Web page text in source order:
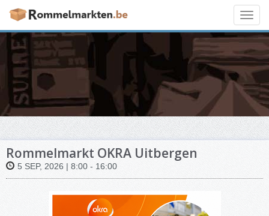
Rommelmarkt OKRA Uitbergen
5 SEP, 2026 | 8:00 - 16:00